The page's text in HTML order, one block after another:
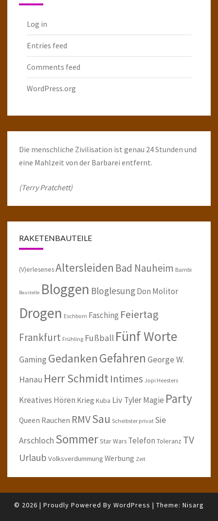
Log in
Entries feed
Comments feed
WordPress.org
Die menschliche Zivilisation ist genau 24 Stunden und
eine Mahlzeit von der Barbarei entfernt.
(Terry Pratchett)
RAKETENBAUTEILE
(V)erlesenesAltersleiden Bad Nauheim Bambi
Baustelle Bloggen BloglesungDon Molitor
Drogen Eschborn Fasching Feiertag
Frankfurt Frühling Fußball Fünf Worte
Gaming GedankenGefahren George W.
Hanau Herr SchmidtIntimes Jopi Heesters
Kreatives Hören Krieg Kuba Liv TylerMagie Party
Queen Rauchen RMVSau Scheibster privat Sie
Arschloch SommerStar Wars Telefon Toleranz TV
Urlaub Volksverdummung Werbung Zeit
© 2026 | Proudly Powered By WordPress | Theme: Nisarg